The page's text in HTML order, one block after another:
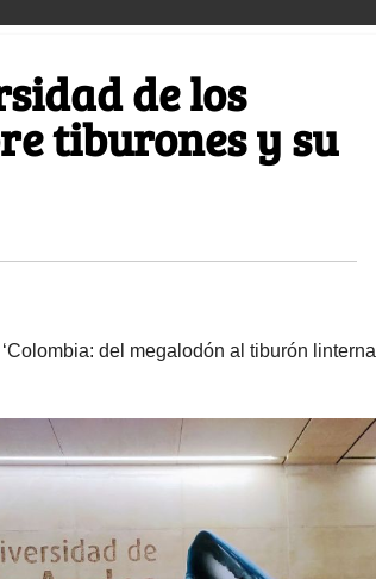
de los
tiburones y su
del megalodón al tiburón linterna